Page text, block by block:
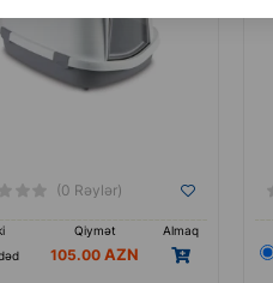
(0 Rəylər)
Qiymət
Almaq
105.00